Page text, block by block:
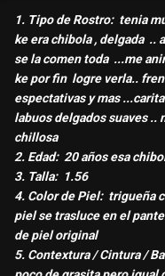
1. Tipo de Rostro: tenia
ke era chibola , delgada ..
se la comen toda ...me
ke por fin logre verla..
espectativas y mas
labuos delgados suaves ..
chillosa
2. Edad: 20 años esa
3. Talla: 1.56
4. Color de Piel: trigueña
piel se trasluce en el
de piel original
5. Contextura / Cintura /